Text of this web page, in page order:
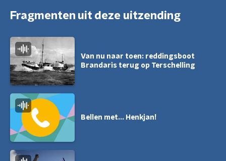
Fragmenten uit deze uitzending
Van nu naar toen: reddingsboot
Brandaris terug op Terschelling
Bellen met... Henkjan!